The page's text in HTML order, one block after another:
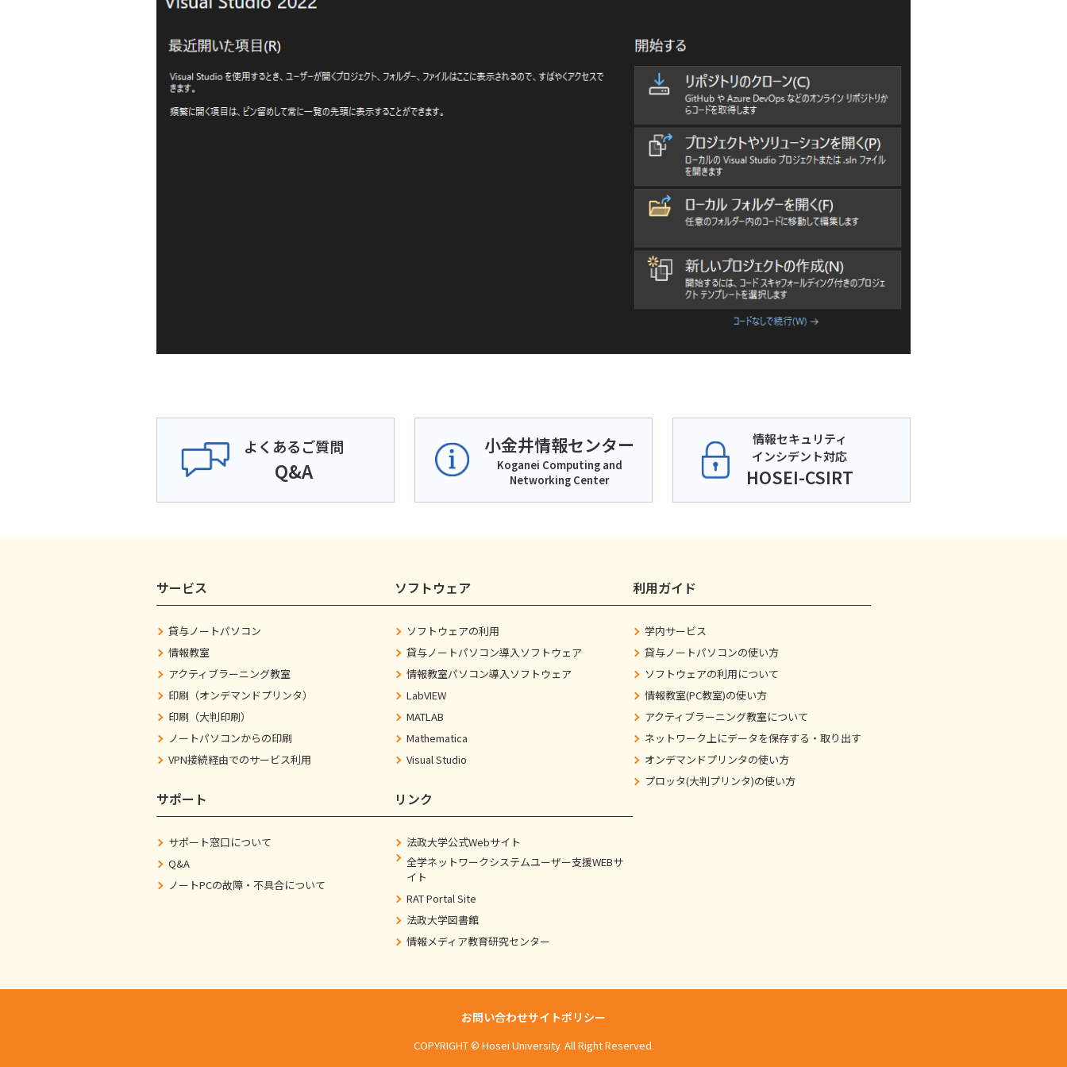
よくあるご質問
Q&A
小金井情報センター
Koganei Computing and
Networking Center
情報セキュリティ
インシデント対応
HOSEI-CSIRT
サービス
貸与ノートパソコン
情報教室
アクティブラーニング教室
印刷（オンデマンドプリンタ）
印刷（大判印刷）
ノートパソコンからの印刷
VPN接続経由でのサービス利用
ソフトウェア
ソフトウェアの利用
貸与ノートパソコン導入ソフトウェア
情報教室パソコン導入ソフトウェア
LabVIEW
MATLAB
Mathematica
Visual Studio
利用ガイド
学内サービス
貸与ノートパソコンの使い方
ソフトウェアの利用について
情報教室(PC教室)の使い方
アクティブラーニング教室について
ネットワーク上にデータを保存する・取り出す
オンデマンドプリンタの使い方
プロッタ(大判プリンタ)の使い方
サポート
サポート窓口について
Q&A
ノートPCの故障・不具合について
リンク
法政大学公式Webサイト
全学ネットワークシステムユーザー支援WEBサ
イト
RAT Portal Site
法政大学図書館
情報メディア教育研究センター
お問い合わせサイトポリシー
COPYRIGHT © Hosei University. All Right Reserved.